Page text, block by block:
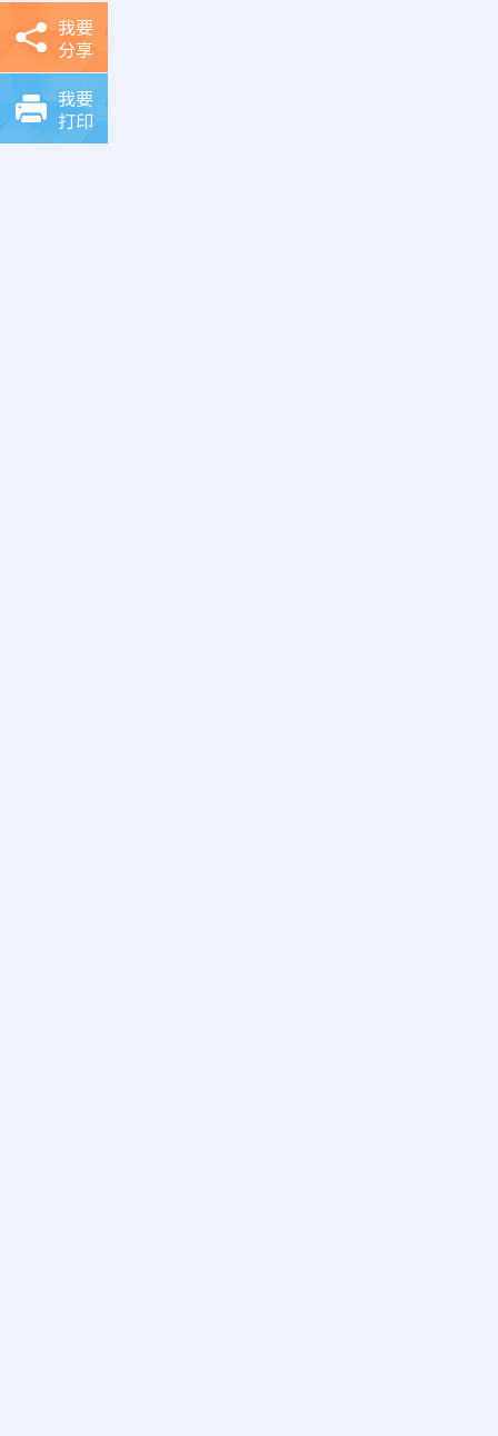
我要
分享
我要
打印